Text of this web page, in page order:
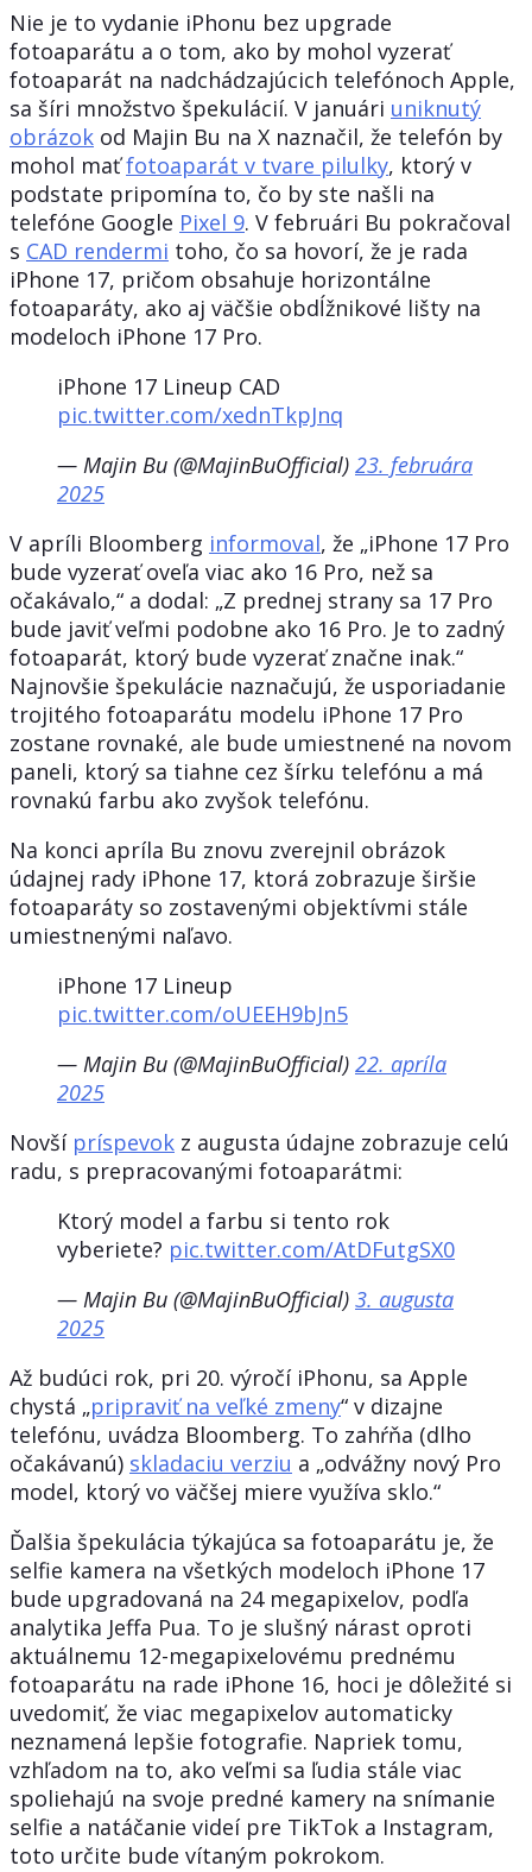
Nie je to vydanie iPhonu bez upgrade
fotoaparátu a o tom, ako by mohol vyzerať
fotoaparát na nadchádzajúcich telefónoch Apple,
sa šíri množstvo špekulácií. V januári uniknutý
obrázok od Majin Bu na X naznačil, že telefón by
mohol maťfotoaparát v tvare pilulky, ktorý v
podstate pripomína to, čo by ste našli na
telefóne Google Pixel 9. V februári Bu pokračoval
s CAD rendermi toho, čo sa hovorí, že je rada
iPhone 17, pričom obsahuje horizontálne
fotoaparáty, ako aj väčšie obdĺžnikové lišty na
modeloch iPhone 17 Pro.
iPhone 17 Lineup CAD
pic.twitter.com/xednTkpJnq
— Majin Bu (@MajinBuOfficial) 23. februára
2025
V apríli Bloomberg informoval, že „iPhone 17 Pro
bude vyzerať oveľa viac ako 16 Pro, než sa
očakávalo,“ a dodal: „Z prednej strany sa 17 Pro
bude javiť veľmi podobne ako 16 Pro. Je to zadný
fotoaparát, ktorý bude vyzerať značne inak.“
Najnovšie špekulácie naznačujú, že usporiadanie
trojitého fotoaparátu modelu iPhone 17 Pro
zostane rovnaké, ale bude umiestnené na novom
paneli, ktorý sa tiahne cez šírku telefónu a má
rovnakú farbu ako zvyšok telefónu.
Na konci apríla Bu znovu zverejnil obrázok
údajnej rady iPhone 17, ktorá zobrazuje širšie
fotoaparáty so zostavenými objektívmi stále
umiestnenými naľavo.
iPhone 17 Lineup
pic.twitter.com/oUEEH9bJn5
— Majin Bu (@MajinBuOfficial) 22. apríla
2025
Novší príspevok z augusta údajne zobrazuje celú
radu, s prepracovanými fotoaparátmi:
Ktorý model a farbu si tento rok
vyberiete? pic.twitter.com/AtDFutgSX0
— Majin Bu (@MajinBuOfficial) 3. augusta
2025
Až budúci rok, pri 20. výročí iPhonu, sa Apple
chystá „pripraviť na veľké zmeny“ v dizajne
telefónu, uvádza Bloomberg. To zahŕňa (dlho
očakávanú) skladaciu verziu a „odvážny nový Pro
model, ktorý vo väčšej miere využíva sklo.“
Ďalšia špekulácia týkajúca sa fotoaparátu je, že
selfie kamera na všetkých modeloch iPhone 17
bude upgradovaná na 24 megapixelov, podľa
analytika Jeffa Pua. To je slušný nárast oproti
aktuálnemu 12-megapixelovému prednému
fotoaparátu na rade iPhone 16, hoci je dôležité si
uvedomiť, že viac megapixelov automaticky
neznamená lepšie fotografie. Napriek tomu,
vzhľadom na to, ako veľmi sa ľudia stále viac
spoliehajú na svoje predné kamery na snímanie
selfie a natáčanie videí pre TikTok a Instagram,
toto určite bude vítaným pokrokom.